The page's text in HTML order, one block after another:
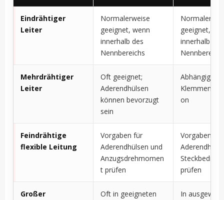
Eindrähtiger
Leiter
Normalerweise
geeignet, wenn
innerhalb des
Nennbereichs
geeignet,
innerhalb des
Mehrdrähtiger
Leiter
Oft geeignet;
Aderendhülsen
können bevorzugt
sein
Abhängig
on
Feindrähtige
flexible Leitung
Vorgaben für
Aderendhülsen und
Anzugsdrehmomen
t prüfen
Vorgaben für
prüfen
Großer Oft in geeigneten In